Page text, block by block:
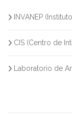
INVANEP
CIS (Centro de
Laboratorio de